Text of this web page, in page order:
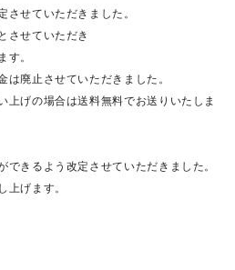
させていただきました。
させていただき
す。
廃止させていただきました。
げの場合は送料無料でお送りいたしま
できるよう改定させていただきました。
げます。